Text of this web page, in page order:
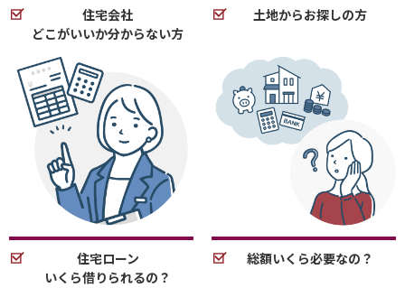
住宅会社
どこがいいか分からない方
土地からお探しの方
住宅ローン
いくら借りられるの？
総額いくら必要なの？